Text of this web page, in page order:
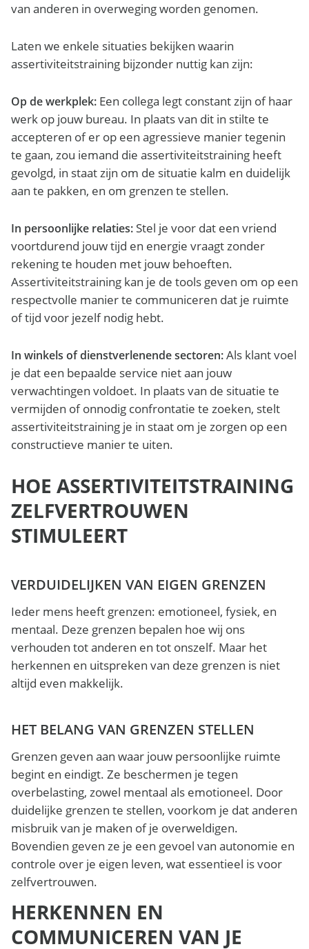
van anderen in overweging worden genomen.
Laten we enkele situaties bekijken waarin
assertiviteitstraining bijzonder nuttig kan zijn:
Op de werkplek: Een collega legt constant zijn of haar
werk op jouw bureau. In plaats van dit in stilte te
accepteren of er op een agressieve manier tegenin
te gaan, zou iemand die assertiviteitstraining heeft
gevolgd, in staat zijn om de situatie kalm en duidelijk
aan te pakken, en om grenzen te stellen.
In persoonlijke relaties: Stel je voor dat een vriend
voortdurend jouw tijd en energie vraagt zonder
rekening te houden met jouw behoeften.
Assertiviteitstraining kan je de tools geven om op een
respectvolle manier te communiceren dat je ruimte
of tijd voor jezelf nodig hebt.
In winkels of dienstverlenende sectoren:Als klant voel
je dat een bepaalde service niet aan jouw
verwachtingen voldoet. In plaats van de situatie te
vermijden of onnodig confrontatie te zoeken, stelt
assertiviteitstraining je in staat om je zorgen op een
constructieve manier te uiten.
HOE ASSERTIVITEITSTRAINING
ZELFVERTROUWEN
STIMULEERT
VERDUIDELIJKEN VAN EIGEN GRENZEN
Ieder mens heeft grenzen: emotioneel, fysiek, en
mentaal. Deze grenzen bepalen hoe wij ons
verhouden tot anderen en tot onszelf. Maar het
herkennen en uitspreken van deze grenzen is niet
altijd even makkelijk.
HET BELANG VAN GRENZEN STELLEN
Grenzen geven aan waar jouw persoonlijke ruimte
begint en eindigt. Ze beschermen je tegen
overbelasting, zowel mentaal als emotioneel. Door
duidelijke grenzen te stellen, voorkom je dat anderen
misbruik van je maken of je overweldigen.
Bovendien geven ze je een gevoel van autonomie en
controle over je eigen leven, wat essentieel is voor
zelfvertrouwen.
HERKENNEN EN
COMMUNICEREN VAN JE